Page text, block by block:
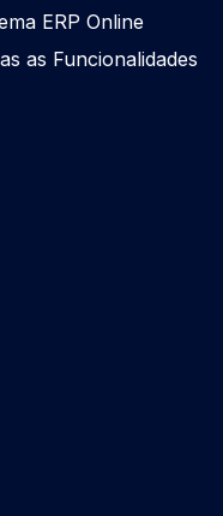
ERP Online
as Funcionalidades